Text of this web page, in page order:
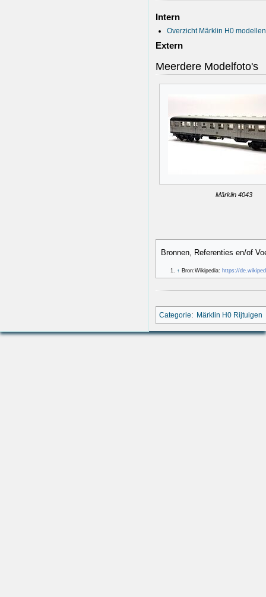
Intern
Overzicht Märklin H0
Extern
Meerdere Modelfoto's
Märklin 4043
Bronnen, Referenties en/of
↑ Bron:Wikipedia: https://
Categorie: Märklin H0 Rijtuigen